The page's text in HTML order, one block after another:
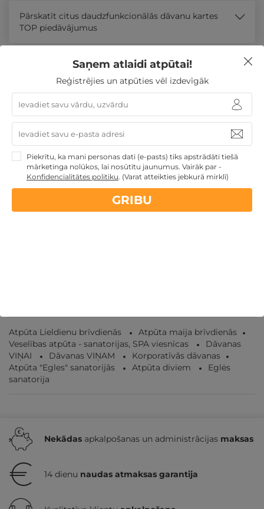
Atpūtas piedāvājums Apraksts Noteikumi
Pārskatīt citus daudzfunkcionālās dāvanu kartes
TOP piedāvājumus
Līdzīgi atpūtas piedāvājumi
min.59 sek.
ĪPAŠAIS!
Atpūta Lieldienu brīvdienās
Atpūta maija brīvdienās
Veselības atpūta - sanatorijas, SPA viesnīcas
Dāvanas
VIŅAI
Dāvanas VIŅAM
Korporatīvās dāvanas
Atpūta "Egles" sanatorijās
Atpūta diviem
Eglės
sanatorija
Nekādas apkalpošanas un administrācijas maksas
14 dienu naudas atmaksas garantija
Saņem atlaidi atpūtai!
Reģistrējies un atpūties vēl izdevīgāk
Piekrītu, ka mani personas dati (e-pasts) tiks apstrādāti tiešā
mārketinga nolūkos, lai nosūtītu jaunumus. Vairāk par -
Konfidencialitātes politiku. (Varat atteikties jebkurā mirklī)
GRIBU